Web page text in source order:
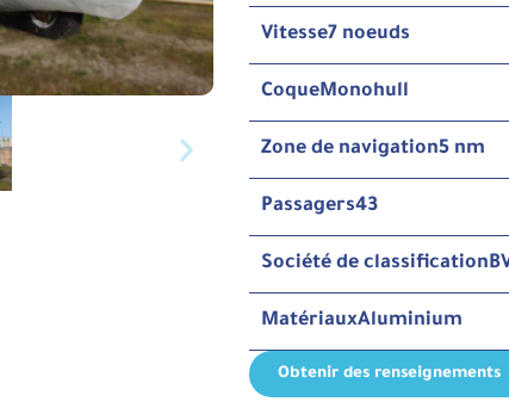
Vitesse7 noeuds
CoqueMonohull
Zone de navigation5 nm
Passagers43
Société de classification
MatériauxAluminium
Obtenir des renseignements